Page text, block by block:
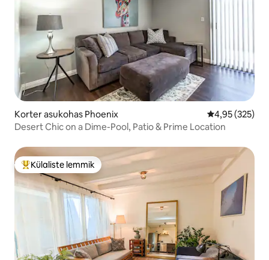
Korter asukohas Phoenix Keskmine
4,95 (325)
Desert Chic on a Dime-Pool, Patio & Prime Location
Külaliste suur lemmik
Külaliste lemmik